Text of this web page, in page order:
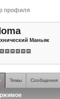
профиля
Маньяк
Темы Сообщения